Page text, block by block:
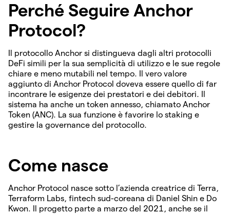
Perché Seguire Anchor
Protocol?
Il protocollo Anchor si distingueva dagli altri protocolli
DeFi simili per la sua semplicità di utilizzo e le sue regole
chiare e meno mutabili nel tempo. Il vero valore
aggiunto di Anchor Protocol doveva essere quello di far
incontrare le esigenze dei prestatori e dei debitori. Il
sistema ha anche un token annesso, chiamato Anchor
Token (ANC). La sua funzione è favorire lo staking e
gestire la governance del protocollo.
Come nasce
Anchor Protocol nasce sotto l’azienda creatrice di Terra,
Terraform Labs, fintech sud-coreana di Daniel Shin e Do
Kwon. Il progetto parte a marzo del 2021, anche se il